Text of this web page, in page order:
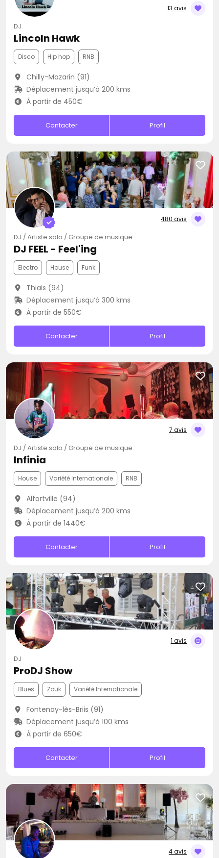
13 avis
DJ
Lincoln Hawk
Disco Hip hop RNB
Chilly-Mazarin (91)
Déplacement jusqu’à 200 kms
À partir de 450€
Contacter Profil
480 avis
DJ / Artiste solo / Groupe de musique
DJ FEEL - Feel'ing
Electro House Funk
Thiais (94)
Déplacement jusqu’à 300 kms
À partir de 550€
Contacter Profil
7 avis
DJ / Artiste solo / Groupe de musique
Infinia
House Variété Internationale RNB
Alfortville (94)
Déplacement jusqu’à 200 kms
À partir de 1440€
Contacter Profil
1 avis
DJ
ProDJ Show
Blues Zouk Variété Internationale
Fontenay-lès-Briis (91)
Déplacement jusqu’à 100 kms
À partir de 650€
Contacter Profil
4 avis